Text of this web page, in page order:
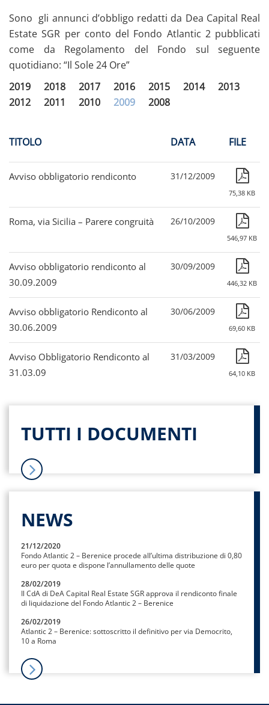
Governance del fondo
Documento Informativo e Arbitro per le
Controversie Finanziarie (ACF)
Acquisto/Cessione immobili
Pubblicita’ obbligatoria
Documenti
Assemblee
Tutti i documenti
Sono gli annunci d’obbligo redatti da Dea Capital Real
Estate SGR per conto del Fondo Atlantic 2 pubblicati
come da Regolamento del Fondo sul seguente
quotidiano: “Il Sole 24 Ore”
2019
2018 2017 2016 2015 2014
2013
2012
2011 2010 2009 2008
TITOLO DATA FILE
Avviso obbligatorio rendiconto 31/12/2009
75,38 KB
Roma, via Sicilia – Parere congruità 26/10/2009
546,97 KB
Avviso obbligatorio rendiconto al
30.09.2009
30/09/2009
446,32 KB
Avviso obbligatorio Rendiconto al
30.06.2009
30/06/2009
69,60 KB
Avviso Obbligatorio Rendiconto al
31.03.09
31/03/2009
64,10 KB
TUTTI I DOCUMENTI
NEWS
21/12/2020
Fondo Atlantic 2 – Berenice procede all’ultima distribuzione di 0,80
euro per quota e dispone l’annullamento delle quote
28/02/2019
Il CdA di DeA Capital Real Estate SGR approva il rendiconto finale
di liquidazione del Fondo Atlantic 2 – Berenice
26/02/2019
Atlantic 2 – Berenice: sottoscritto il definitivo per via Democrito,
10 a Roma